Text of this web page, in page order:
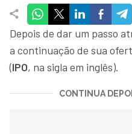
Depois de dar um passo
a continuação de sua
(IPO, na sigla em inglês).
CONTINUA